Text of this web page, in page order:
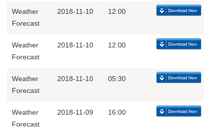
Weather
Forecast
2018-11-10 12:00
Weather
Forecast
2018-11-10 12:00
Weather
Forecast
2018-11-10 05:30
Weather
Forecast
2018-11-09 16:00